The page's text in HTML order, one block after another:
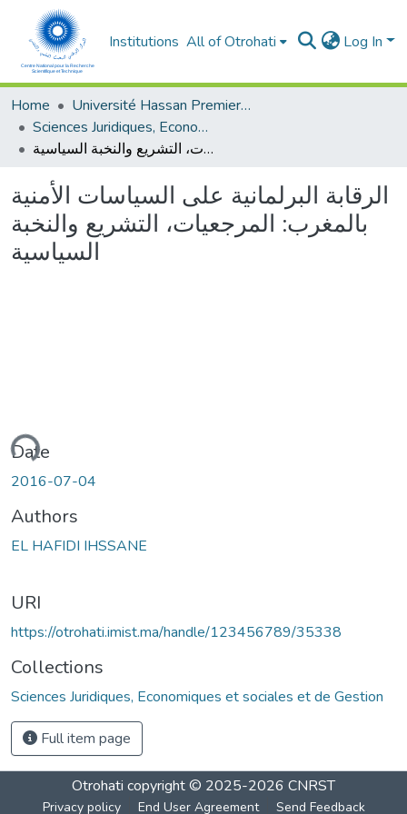
Institutions All of Otrohati Log In
Home
Université Hassan Premier- Settat
Sciences Juridiques, Economiques et sociales et de Gestion
الرقابة البرلمانية على السياسات الأمنية بالمغرب: المرجعيات، التشريع والنخبة السياسية
الرقابة البرلمانية على السياسات الأمنية
بالمغرب: المرجعيات، التشريع والنخبة
السياسية
Date
2016-07-04
Authors
EL HAFIDI IHSSANE
URI
https://otrohati.imist.ma/handle/123456789/35338
Collections
Sciences Juridiques, Economiques et sociales et de Gestion
Full item page
Otrohati copyright © 2025-2026 CNRST
Privacy policy End User Agreement Send Feedback